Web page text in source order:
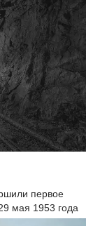
первое
мая 1953 года